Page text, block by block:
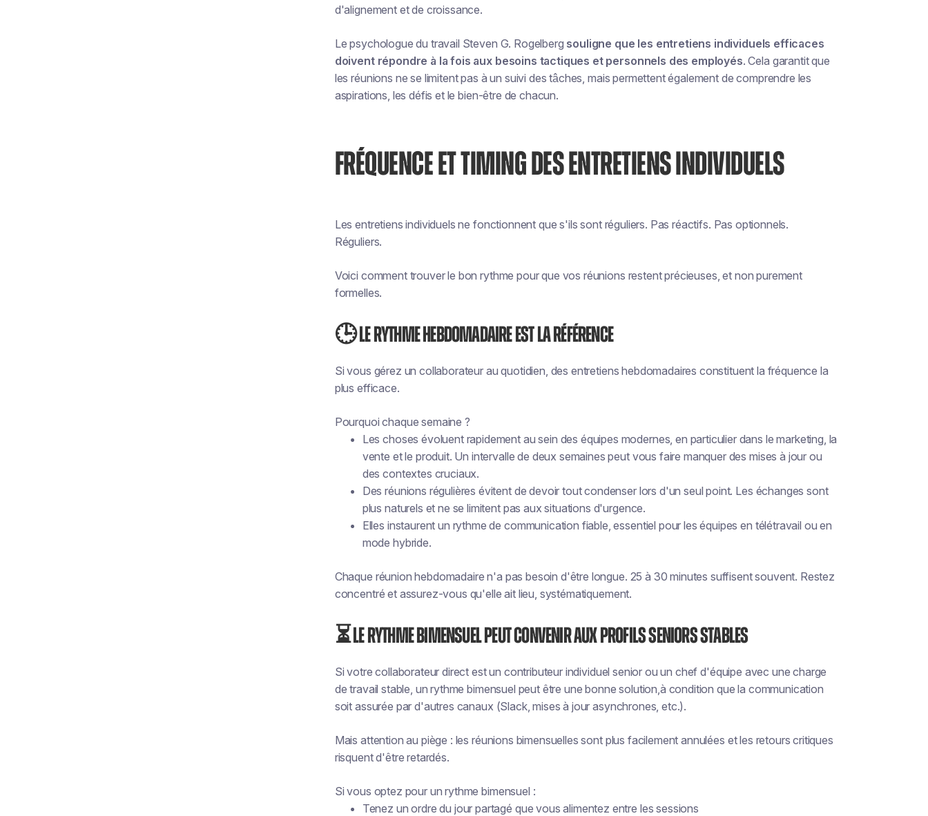
d'alignement et de croissance.
Le psychologue du travail Steven G. Rogelberg souligne que les entretiens individuels efficaces
doivent répondre à la fois aux besoins tactiques et personnels des employés. Cela garantit que
les réunions ne se limitent pas à un suivi des tâches, mais permettent également de comprendre les
aspirations, les défis et le bien-être de chacun.
FRÉQUENCE ET TIMING DES ENTRETIENS INDIVIDUELS
Les entretiens individuels ne fonctionnent que s'ils sont réguliers. Pas réactifs. Pas optionnels.
Réguliers.
Voici comment trouver le bon rythme pour que vos réunions restent précieuses, et non purement
formelles.
🕒 Le rythme hebdomadaire est la référence
Si vous gérez un collaborateur au quotidien, des entretiens hebdomadaires constituent la fréquence la
plus efficace.
Pourquoi chaque semaine ?
Les choses évoluent rapidement au sein des équipes modernes, en particulier dans le marketing, la
vente et le produit. Un intervalle de deux semaines peut vous faire manquer des mises à jour ou
des contextes cruciaux.
Des réunions régulières évitent de devoir tout condenser lors d'un seul point. Les échanges sont
plus naturels et ne se limitent pas aux situations d'urgence.
Elles instaurent un rythme de communication fiable, essentiel pour les équipes en télétravail ou en
mode hybride.
Chaque réunion hebdomadaire n'a pas besoin d'être longue. 25 à 30 minutes suffisent souvent. Restez
concentré et assurez-vous qu'elle ait lieu, systématiquement.
⏳ Le rythme bimensuel peut convenir aux profils seniors stables
Si votre collaborateur direct est un contributeur individuel senior ou un chef d'équipe avec une charge
de travail stable, un rythme bimensuel peut être une bonne solution,à condition que la communication
soit assurée par d'autres canaux (Slack, mises à jour asynchrones, etc.).
Mais attention au piège : les réunions bimensuelles sont plus facilement annulées et les retours critiques
risquent d'être retardés.
Si vous optez pour un rythme bimensuel :
Tenez un ordre du jour partagé que vous alimentez entre les sessions